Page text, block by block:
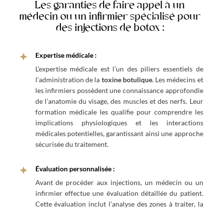
Les garanties de faire appel à un
médecin ou un infirmier spécialisé pour
des injections de botox :
Expertise médicale :
L’expertise médicale est l’un des piliers essentiels de
l’administration de la toxine botulique. Les médecins et
les infirmiers possèdent une connaissance approfondie
de l’anatomie du visage, des muscles et des nerfs. Leur
formation médicale les qualifie pour comprendre les
implications physiologiques et les interactions
médicales potentielles, garantissant ainsi une approche
sécurisée du traitement.
Évaluation personnalisée :
Avant de procéder aux injections, un médecin ou un
infirmier effectue une évaluation détaillée du patient.
Cette évaluation inclut l’analyse des zones à traiter, la